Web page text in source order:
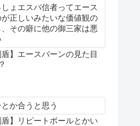
ょエスバ信者ってエース
正しいみたいな価値観の
その癖に他の御三家は悪
盾】エースバーンの見た目
か合うと思う
盾】リピートボールとかい